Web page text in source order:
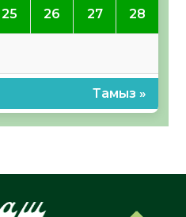
25 26 27 28
Тамыз »